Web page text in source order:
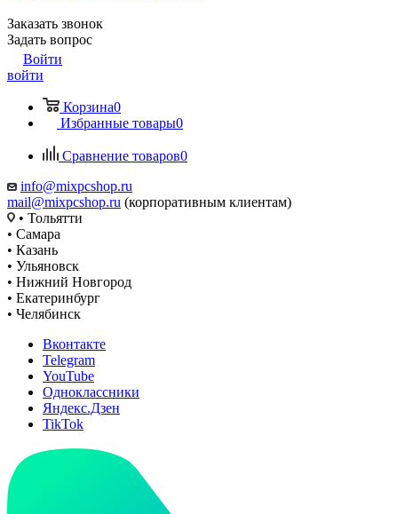
Заказать звонок
Задать вопрос
Войти
войти
Корзина0
Избранные товары0
Сравнение товаров0
info@mixpcshop.ru
mail@mixpcshop.ru (корпоративным клиентам)
• Тольятти
• Самара
• Казань
• Ульяновск
• Нижний Новгород
• Екатеринбург
• Челябинск
Вконтакте
Telegram
YouTube
Одноклассники
Яндекс.Дзен
TikTok